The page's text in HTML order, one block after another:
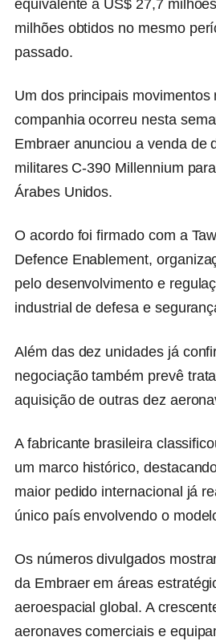
equivalente a US$ 27,7
milhões obtidos no mesmo
passado.
Um dos principais movimentos
companhia ocorreu nesta
Embraer anunciou a venda de
militares C-390 Millennium
Árabes Unidos.
O acordo foi firmado com a
Defence Enablement,
pelo desenvolvimento e
industrial de defesa e
Além das dez unidades já
negociação também prevê
aquisição de outras dez
A fabricante brasileira
um marco histórico,
maior pedido internacional já
único país envolvendo o
Os números divulgados
da Embraer em áreas
aeroespacial global. A
aeronaves comerciais e